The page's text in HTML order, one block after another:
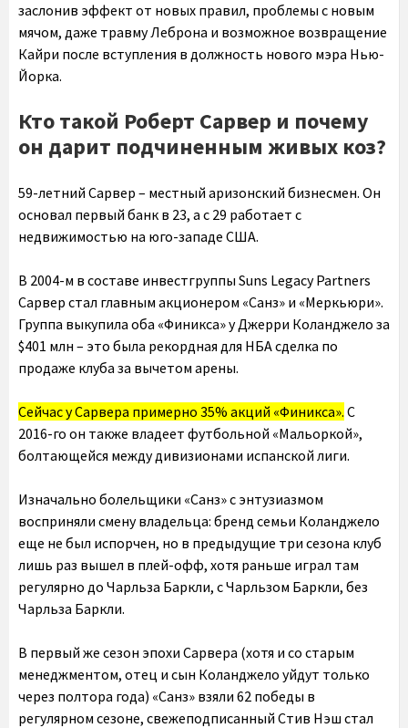
заслонив эффект от новых правил, проблемы с новым
мячом, даже травму Леброна и возможное возвращение
Кайри после вступления в должность нового мэра Нью-
Йорка.
Кто такой Роберт Сарвер и почему
он дарит подчиненным живых коз?
59-летний Сарвер – местный аризонский бизнесмен. Он
основал первый банк в 23, а с 29 работает с
недвижимостью на юго-западе США.
В 2004-м в составе инвестгруппы Suns Legacy Partners
Сарвер стал главным акционером «Санз» и «Меркьюри».
Группа выкупила оба «Финикса» у Джерри Коланджело за
$401 млн – это была рекордная для НБА сделка по
продаже клуба за вычетом арены.
Сейчас у Сарвера примерно 35% акций «Финикса». С
2016-го он также владеет футбольной «Мальоркой»,
болтающейся между дивизионами испанской лиги.
Изначально болельщики «Санз» с энтузиазмом
восприняли смену владельца: бренд семьи Коланджело
еще не был испорчен, но в предыдущие три сезона клуб
лишь раз вышел в плей-офф, хотя раньше играл там
регулярно до Чарльза Баркли, с Чарльзом Баркли, без
Чарльза Баркли.
В первый же сезон эпохи Сарвера (хотя и со старым
менеджментом, отец и сын Коланджело уйдут только
через полтора года) «Санз» взяли 62 победы в
регулярном сезоне, свежеподписанный Стив Нэш стал